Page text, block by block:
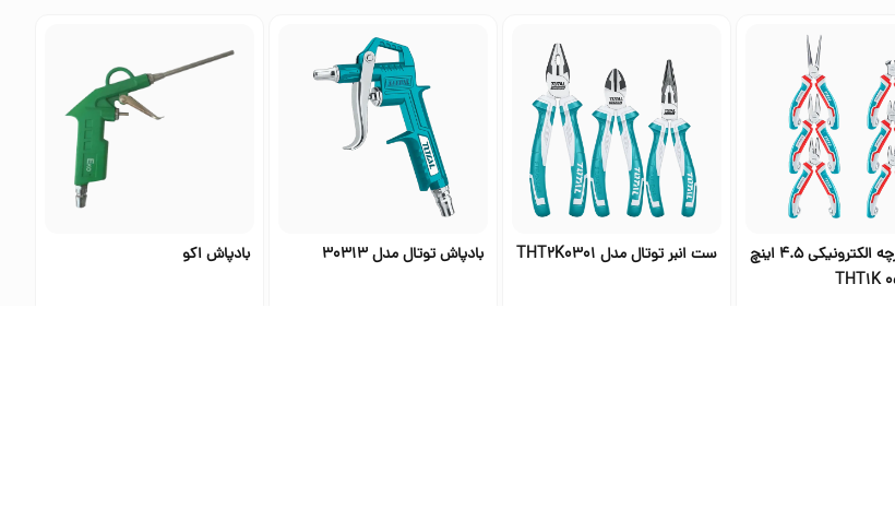
ست 6 پارچه الکترونیکی 4.5 اینچ
ست انبر توتال مدل THT2K0301 بادپاش توتال مدل 30313 بادپاش اکو